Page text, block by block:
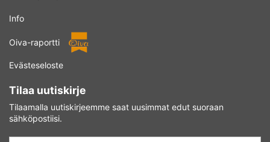
Info
Oiva-raportti
Evästeseloste
Tilaa uutiskirje
Tilaamalla uutiskirjeemme saat uusimmat edut suoraan
sähköpostiisi.